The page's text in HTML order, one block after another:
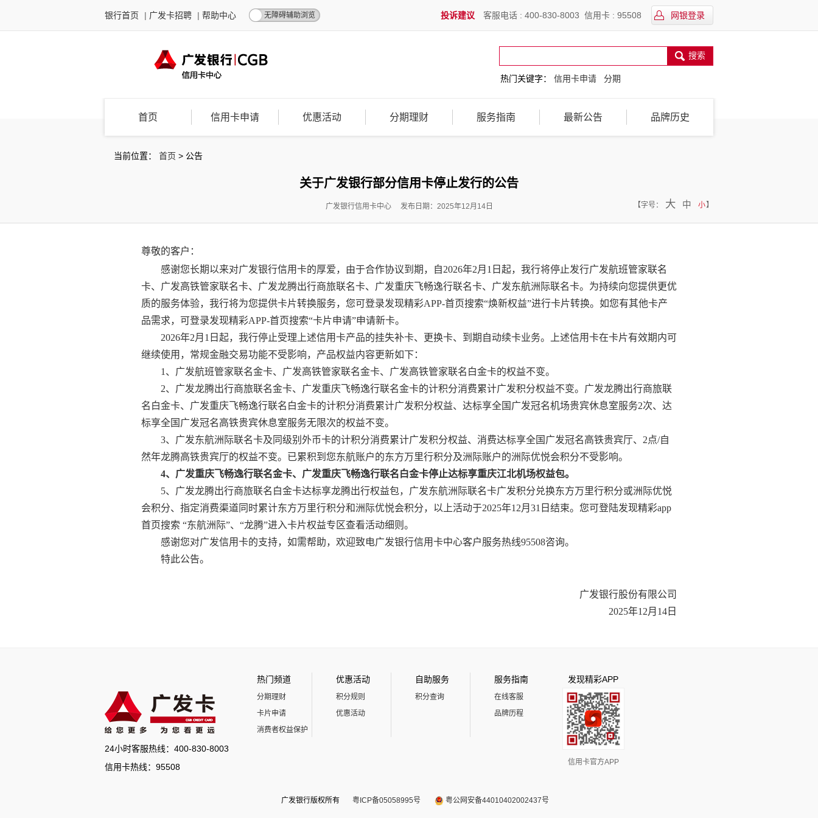
银行首页 | 广发卡招聘 | 帮助中心 无障碍辅助浏览 投诉建议 客服电话 : 400-830-8003 信用卡 : 95508 网银登录
搜索
热门关键字： 信用卡申请 分期
首页 信用卡申请 优惠活动 分期理财 服务指南 最新公告 品牌历史
当前位置： 首页 > 公告
关于广发银行部分信用卡停止发行的公告
广发银行信用卡中心 发布日期：2025年12月14日 【字号： 大 中 小】
尊敬的客户：
感谢您长期以来对广发银行信用卡的厚爱，由于合作协议到期，自2026年2月1日起，我行将停止发行广发航班管家联名
卡、广发高铁管家联名卡、广发龙腾出行商旅联名卡、广发重庆飞畅逸行联名卡、广发东航洲际联名卡。为持续向您提供更优
质的服务体验，我行将为您提供卡片转换服务，您可登录发现精彩APP-首页搜索“焕新权益”进行卡片转换。如您有其他卡产
品需求，可登录发现精彩APP-首页搜索“卡片申请”申请新卡。
2026年2月1日起，我行停止受理上述信用卡产品的挂失补卡、更换卡、到期自动续卡业务。上述信用卡在卡片有效期内可
继续使用，常规金融交易功能不受影响，产品权益内容更新如下：
1、广发航班管家联名金卡、广发高铁管家联名金卡、广发高铁管家联名白金卡的权益不变。
2、广发龙腾出行商旅联名金卡、广发重庆飞畅逸行联名金卡的计积分消费累计广发积分权益不变。广发龙腾出行商旅联
名白金卡、广发重庆飞畅逸行联名白金卡的计积分消费累计广发积分权益、达标享全国广发冠名机场贵宾休息室服务2次、达
标享全国广发冠名高铁贵宾休息室服务无限次的权益不变。
3、广发东航洲际联名卡及同级别外币卡的计积分消费累计广发积分权益、消费达标享全国广发冠名高铁贵宾厅、2点/自
然年龙腾高铁贵宾厅的权益不变。已累积到您东航账户的东方万里行积分及洲际账户的洲际优悦会积分不受影响。
4、广发重庆飞畅逸行联名金卡、广发重庆飞畅逸行联名白金卡停止达标享重庆江北机场权益包。
5、广发龙腾出行商旅联名白金卡达标享龙腾出行权益包，广发东航洲际联名卡广发积分兑换东方万里行积分或洲际优悦
会积分、指定消费渠道同时累计东方万里行积分和洲际优悦会积分，以上活动于2025年12月31日结束。您可登陆发现精彩app
首页搜索 “东航洲际”、“龙腾”进入卡片权益专区查看活动细则。
感谢您对广发信用卡的支持，如需帮助，欢迎致电广发银行信用卡中心客户服务热线95508咨询。
特此公告。
广发银行股份有限公司
2025年12月14日
24小时客服热线：400-830-8003
信用卡热线：95508
热门频道
分期理财
卡片申请
消费者权益保护
优惠活动
积分规则
优惠活动
自助服务
积分查询
服务指南
在线客服
品牌历程
发现精彩APP
信用卡官方APP
广发银行版权所有 粤ICP备05058995号 粤公网安备44010402002437号